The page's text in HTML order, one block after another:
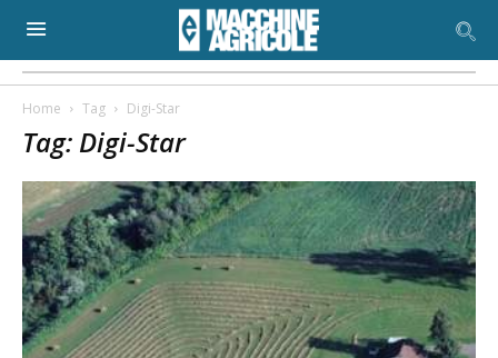
Home Tag Digi-Star
Tag: Digi-Star